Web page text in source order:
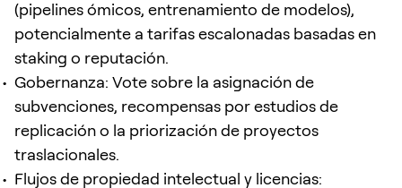
(pipelines ómicos, entrenamiento de modelos),
potencialmente a tarifas escalonadas basadas en
staking o reputación.
Gobernanza: Vote sobre la asignación de
subvenciones, recompensas por estudios de
replicación o la priorización de proyectos
traslacionales.
Flujos de propiedad intelectual y licencias: